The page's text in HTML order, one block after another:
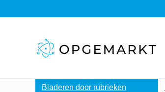
Bladeren door rubrieken